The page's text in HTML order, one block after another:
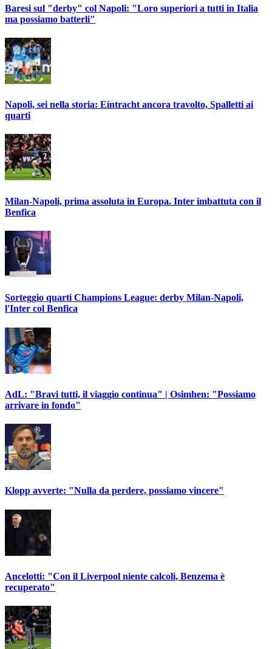
Baresi sul "derby" col Napoli: "Loro superiori a tutti in Italia
ma possiamo batterli"
Napoli, sei nella storia: Eintracht ancora travolto, Spalletti ai
quarti
Milan-Napoli, prima assoluta in Europa. Inter imbattuta con il
Benfica
Sorteggio quarti Champions League: derby Milan-Napoli,
l'Inter col Benfica
AdL: "Bravi tutti, il viaggio continua" | Osimhen: "Possiamo
arrivare in fondo"
Klopp avverte: "Nulla da perdere, possiamo vincere"
Ancelotti: "Con il Liverpool niente calcoli, Benzema è
recuperato"